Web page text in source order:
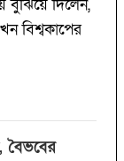
বুঝিয়ে দিলেন,
বিশ্বকাপের
বৈভবের